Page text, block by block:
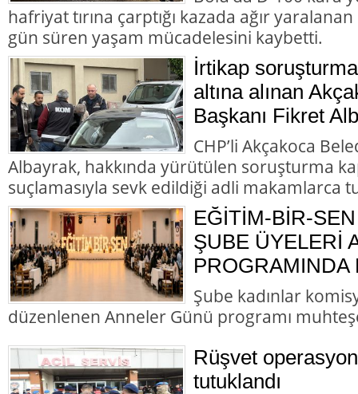
hafriyat tırına çarptığı kazada ağır
gün süren yaşam mücadelesini kaybetti.
İrtikap
altına alınan
Başkanı Fikret
CHP’li Akçakoca
Albayrak, hakkında yürütülen soruşturma
suçlamasıyla sevk edildiği adli makamlarca
EĞİTİM-BİR-
ŞUBE ÜYELERİ
PROGRAMINDA
Şube kadınlar
düzenlenen Anneler Günü programı
Rüşvet
tutuklandı